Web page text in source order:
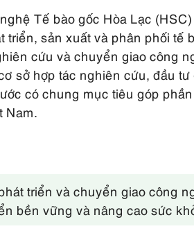
Tế bào gốc Hòa Lạc
triển, sản xuất và phân phối tế
cứu và chuyển giao công
sở hợp tác nghiên cứu, đầu
có chung mục tiêu góp
Nam.
triển và chuyển giao công
bền vững và nâng cao sức